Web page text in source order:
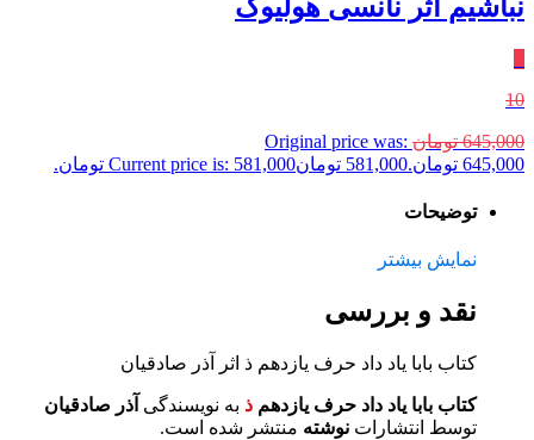
نباشیم اثر نانسی هولیوک
10
645,000 تومان Original price was:
645,000 تومان.
581,000 تومانCurrent price is: 581,000 تومان.
توضیحات
نمایش بیشتر
نقد و بررسی
کتاب بابا یاد داد حرف یازدهم ذ اثر آذر صادقیان
کتاب بابا یاد داد حرف یازدهم ذ به نویسندگی آذر صادقیان
توسط انتشارات نوشته منتشر شده است.